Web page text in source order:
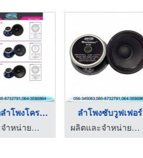
ผลิตดอกลำโพงโครงเหล็ ...
ผลิตและจำหน่ายลำโพง - โอบอ้อมอุตสาหกรรม
ลําโพงซับวูฟเฟอร์
ผลิตและจำหน่ายลำโพง - โอบอ้อมอุตสาหกรรม